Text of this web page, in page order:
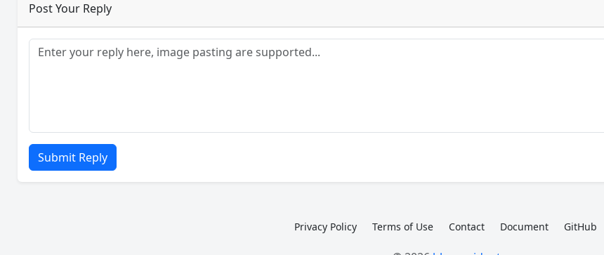
Post Your Reply
Submit Reply
Privacy Policy Terms of Use Contact Document GitHub